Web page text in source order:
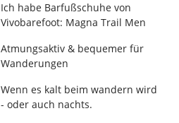
Ich habe Barfußschuhe von
Vivobarefoot: Magna Trail Men
Atmungsaktiv & bequemer für
Wanderungen
Wenn es kalt beim wandern wird
- oder auch nachts.